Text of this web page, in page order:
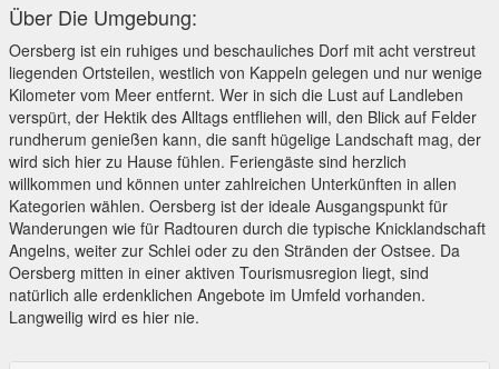
Über Die Umgebung:
Oersberg ist ein ruhiges und beschauliches Dorf mit acht verstreut
liegenden Ortsteilen, westlich von Kappeln gelegen und nur wenige
Kilometer vom Meer entfernt. Wer in sich die Lust auf Landleben
verspürt, der Hektik des Alltags entfliehen will, den Blick auf Felder
rundherum genießen kann, die sanft hügelige Landschaft mag, der
wird sich hier zu Hause fühlen. Feriengäste sind herzlich
willkommen und können unter zahlreichen Unterkünften in allen
Kategorien wählen. Oersberg ist der ideale Ausgangspunkt für
Wanderungen wie für Radtouren durch die typische Knicklandschaft
Angelns, weiter zur Schlei oder zu den Stränden der Ostsee. Da
Oersberg mitten in einer aktiven Tourismusregion liegt, sind
natürlich alle erdenklichen Angebote im Umfeld vorhanden.
Langweilig wird es hier nie.